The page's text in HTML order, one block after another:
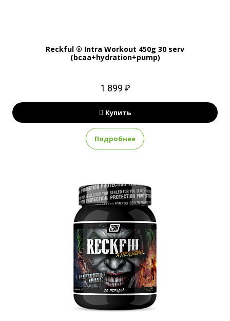
Reckful ® Intra Workout 450g 30 serv
(bcaa+hydration+pump)
1 899 ₽
Купить
Подробнее